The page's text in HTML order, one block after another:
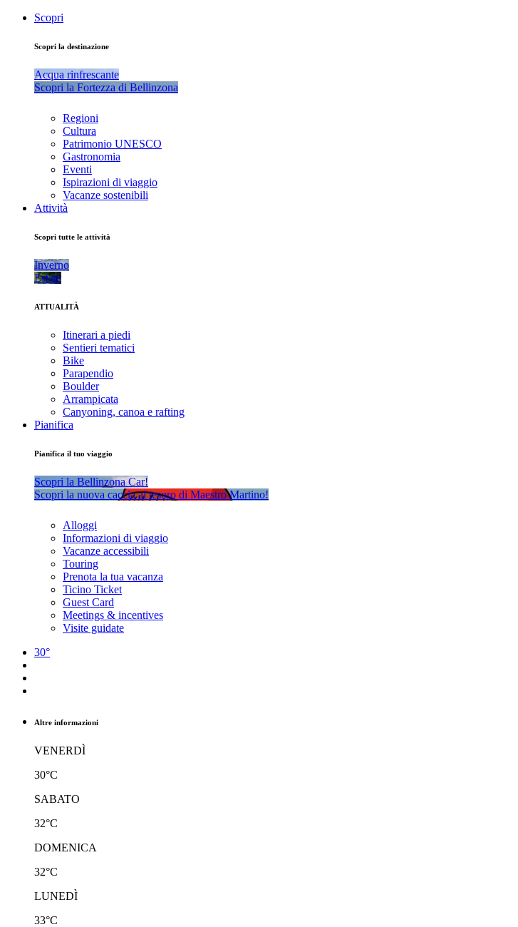
Scopri
Scopri la destinazione
Acqua rinfrescante
Scopri la Fortezza di Bellinzona
Regioni
Cultura
Patrimonio UNESCO
Gastronomia
Eventi
Ispirazioni di viaggio
Vacanze sostenibili
Attività
Scopri tutte le attività
Inverno
Estate
ATTUALITÀ
Itinerari a piedi
Sentieri tematici
Bike
Parapendio
Boulder
Arrampicata
Canyoning, canoa e rafting
Pianifica
Pianifica il tuo viaggio
Scopri la Bellinzona Car!
Scopri la nuova caccia al tesoro di Maestro Martino!
Alloggi
Informazioni di viaggio
Vacanze accessibili
Touring
Prenota la tua vacanza
Ticino Ticket
Guest Card
Meetings & incentives
Visite guidate
30°
Altre informazioni
VENERDÌ
30°C
SABATO
32°C
DOMENICA
32°C
LUNEDÌ
33°C